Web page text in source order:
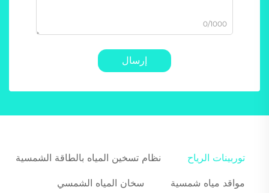
0/1000
إرسال
توربينات الرياح نظام تسخين المياه بالطاقة الشمسية
مواقد مياه شمسية سخان المياه الشمسي